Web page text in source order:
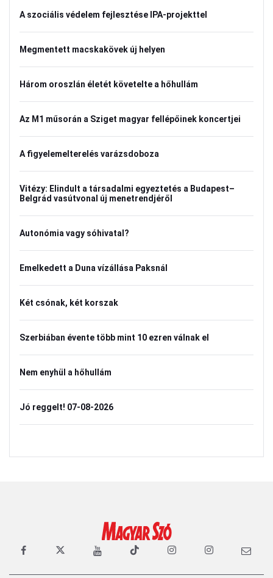
A szociális védelem fejlesztése IPA-projekttel
Megmentett macskakövek új helyen
Három oroszlán életét követelte a hőhullám
Az M1 műsorán a Sziget magyar fellépőinek koncertjei
A figyelemelterelés varázsdoboza
Vitézy: Elindult a társadalmi egyeztetés a Budapest–
Belgrád vasútvonal új menetrendjéről
Autonómia vagy sóhivatal?
Emelkedett a Duna vízállása Paksnál
Két csónak, két korszak
Szerbiában évente több mint 10 ezren válnak el
Nem enyhül a hőhullám
Jó reggelt! 07-08-2026